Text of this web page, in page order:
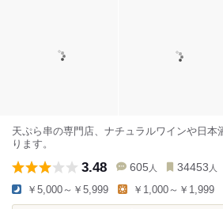
天ぷら串の専門店、ナチュラルワインや日本
ります。
3.48 605 人 34453 人
￥5,000～￥5,999 ￥1,000～￥1,999